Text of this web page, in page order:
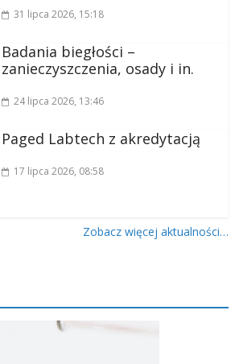
31 lipca 2026, 15:18
Badania biegłości –
zanieczyszczenia, osady i in.
24 lipca 2026, 13:46
Paged Labtech z akredytacją
17 lipca 2026, 08:58
Zobacz więcej aktualności…